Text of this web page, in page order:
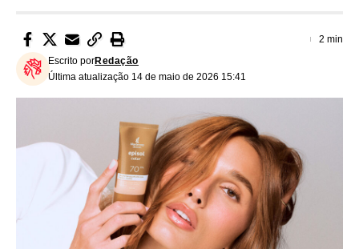
Última atualização 14 de maio de 2026 15:41
Escrito porRedação
2 min